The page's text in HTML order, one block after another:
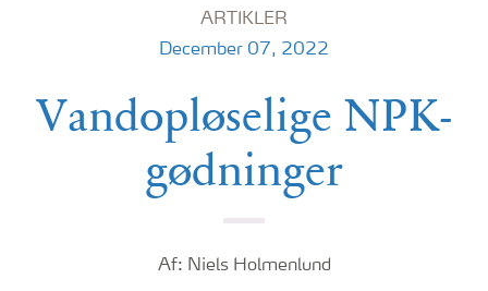
ARTIKLER
December 07, 2022
Vandopløselige NPK-
gødninger
Af: Niels Holmenlund